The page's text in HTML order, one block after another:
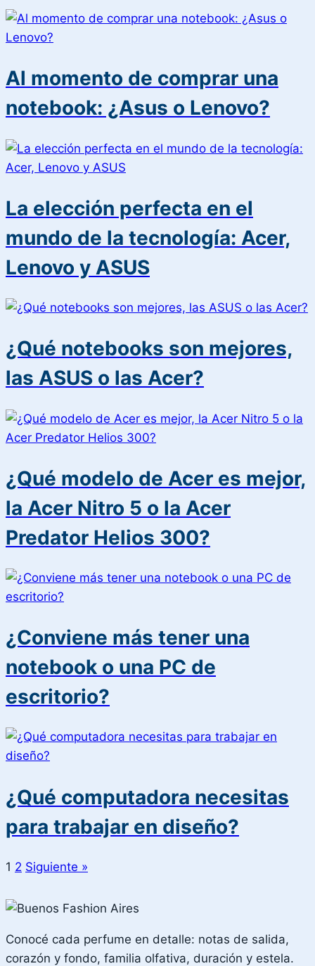
Al momento de comprar una
notebook: ¿Asus o Lenovo?
La elección perfecta en el
mundo de la tecnología: Acer,
Lenovo y ASUS
¿Qué notebooks son mejores,
las ASUS o las Acer?
¿Qué modelo de Acer es mejor,
la Acer Nitro 5 o la Acer
Predator Helios 300?
¿Conviene más tener una
notebook o una PC de
escritorio?
¿Qué computadora necesitas
para trabajar en diseño?
1 2 Siguiente »
Conocé cada perfume en detalle: notas de salida,
corazón y fondo, familia olfativa, duración y estela.